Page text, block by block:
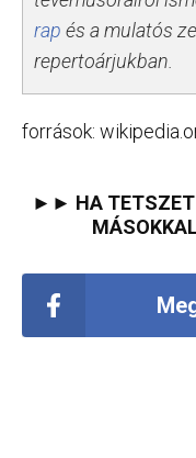
rap és a mulatós
repertoárjukban.
források:
►► HA